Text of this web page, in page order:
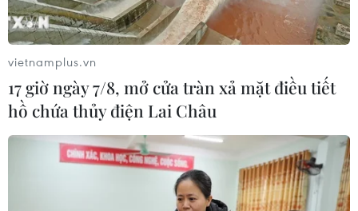
01/08/2026 07:05
Bộ Y tế : Trên 22% người trưởng
thành thiếu vận động thể lực
31/07/2026 04:10
TP Hồ Chí Minh đồng hành để trẻ
vietnamplus.vn
17 giờ ngày 7/8, mở cửa tràn xả mặt điều tiết
hồ chứa thủy điện Lai Châu